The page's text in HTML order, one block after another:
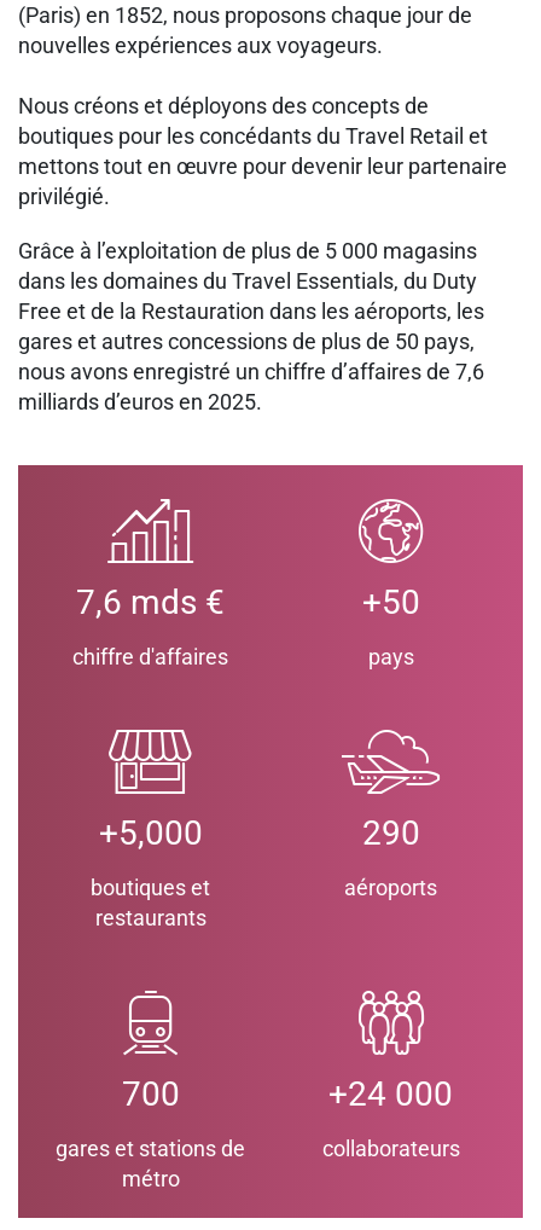
(Paris) en 1852, nous proposons chaque jour de
nouvelles expériences aux voyageurs.
Nous créons et déployons des concepts de
boutiques pour les concédants du Travel Retail et
mettons tout en œuvre pour devenir leur partenaire
privilégié.
Grâce à l’exploitation de plus de 5 000 magasins
dans les domaines du Travel Essentials, du Duty
Free et de la Restauration dans les aéroports, les
gares et autres concessions de plus de 50 pays,
nous avons enregistré un chiffre d’affaires de 7,6
milliards d’euros en 2025.
7,6 mds €
chiffre d'affaires
+50
pays
+5,000
boutiques et
restaurants
290
aéroports
700
gares et stations de
métro
+24 000
collaborateurs